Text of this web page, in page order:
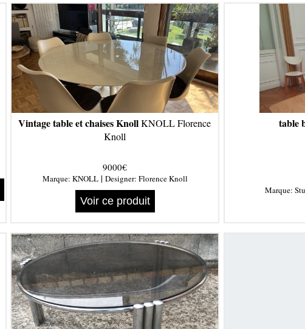
Vintage table et chaises KnollKNOLL Florence
Knoll
9000€
Marque: KNOLL| Designer: Florence Knoll
Voir ce produit
table
Marque: